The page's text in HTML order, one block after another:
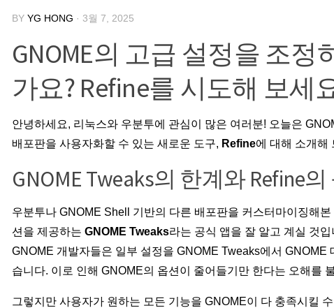
BY YG HONG · 3월 7, 2025
GNOME의 고급 설정을 조정
가요? Refine를 시도해 보세
안녕하세요, 리눅스와 우분투에 관심이 많은 여러분! 오늘은
배포판을 사용자화할 수 있는 새로운 도구, Refine에 대해 소개해
GNOME Tweaks의 한계와 Refine
우분투나 GNOME Shell 기반의 다른 배포판을 커스터마이징해
션을 제공하는 GNOME Tweaks라는 공식 앱을 잘 알고 계실 것
GNOME 개발자들은 일부 설정을 GNOME Tweaks에서 GNOME
습니다. 이로 인해 GNOME의 옵션이 줄어들기만 한다는 오해를
그렇지만 사용자가 원하는 모든 기능을 GNOME이 다 충족시킬